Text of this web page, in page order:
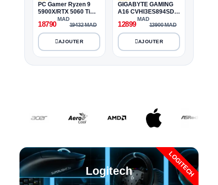
PC Gamer Ryzen 9
5900X/RTX 5060 Ti
16GB/32GB
DDR4/1TB SSD
18790
MAD
19432 MAD
GIGABYTE GAMING
A16 CVHI3ES894SD
Intel Core i7-13620H /
16Go DDR5 / 1To SSD
NVMe / RTX 5060 8Go
/ 16" FHD+ 165Hz
12899
MAD
13900 MAD
Logitech LOGITECH